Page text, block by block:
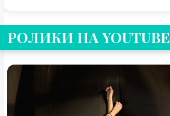
РОЛИКИ НА YOUTUBE